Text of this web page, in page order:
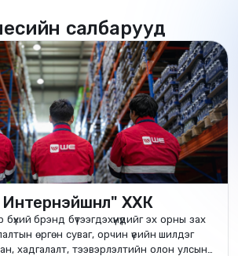
салбарууд
ХХК
брэнд бүтээгдэхүүнүүдийг эх орны зах
өргөн суваг, орчин үеийн шилдэг
хадгалалт, тээвэрлэлтийн олон улсын